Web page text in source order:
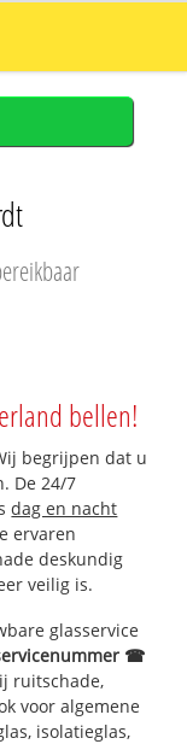
bellen!
begrijpen dat u
De 24/7
dag en nacht
ervaren
deskundig
veilig is.
glasservice
☎
ruitschade,
voor algemene
isolatieglas,